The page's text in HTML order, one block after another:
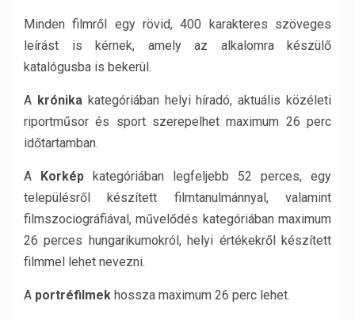
Minden filmről egy rövid, 400 karakteres szöveges
leírást is kérnek, amely az alkalomra készülő
katalógusba is bekerül.
A krónikakategóriában helyi híradó, aktuális közéleti
riportműsor és sport szerepelhet maximum 26 perc
időtartamban.
A Korkép kategóriában legfeljebb 52 perces, egy
településről készített filmtanulmánnyal, valamint
filmszociográfiával, művelődés kategóriában maximum
26 perces hungarikumokról, helyi értékekről készített
filmmel lehet nevezni.
A portréfilmek hossza maximum 26 perc lehet.